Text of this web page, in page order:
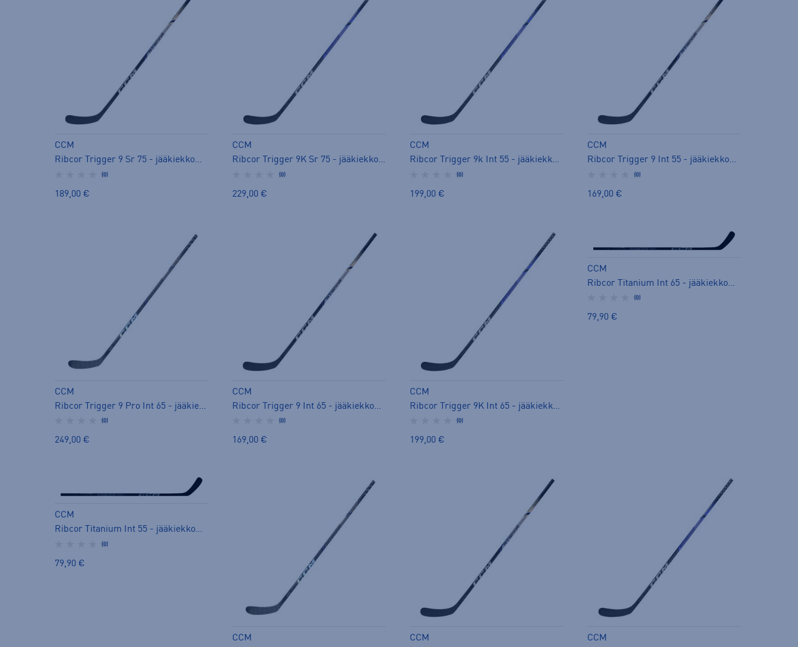
CCM
Ribcor Trigger 9 Sr 75 - jääkiekkomaila
(0)
189,00 €
CCM
Ribcor Trigger 9K Sr 75 - jääkiekkomaila
(0)
229,00 €
CCM
Ribcor Trigger 9k Int 55 - jääkiekkomaila
(0)
199,00 €
CCM
Ribcor Trigger 9 Int 55 - jääkiekkomaila
(0)
169,00 €
CCM
Ribcor Trigger 9 Pro Int 65 - jääkiekkomaila
(0)
249,00 €
CCM
Ribcor Trigger 9 Int 65 - jääkiekkomaila
(0)
169,00 €
CCM
Ribcor Trigger 9K Int 65 - jääkiekkomaila
(0)
199,00 €
CCM
Ribcor Titanium Int 65 - jääkiekkomaila
(0)
79,90 €
CCM
Ribcor Titanium Int 55 - jääkiekkomaila
(0)
79,90 €
CCM
CCM
CCM